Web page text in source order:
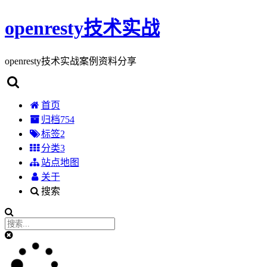
openresty技术实战
openresty技术实战案例资料分享
首页
归档754
标签2
分类3
站点地图
关于
搜索